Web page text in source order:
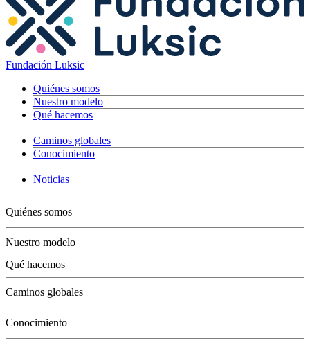
Fundación Luksic
Quiénes somos
Nuestro modelo
Qué hacemos
Caminos globales
Conocimiento
Noticias
Quiénes somos
Nuestro modelo
Qué hacemos
Jóvenes
Adultos
Grandes
Conservación
Caminos globales
Conocimiento